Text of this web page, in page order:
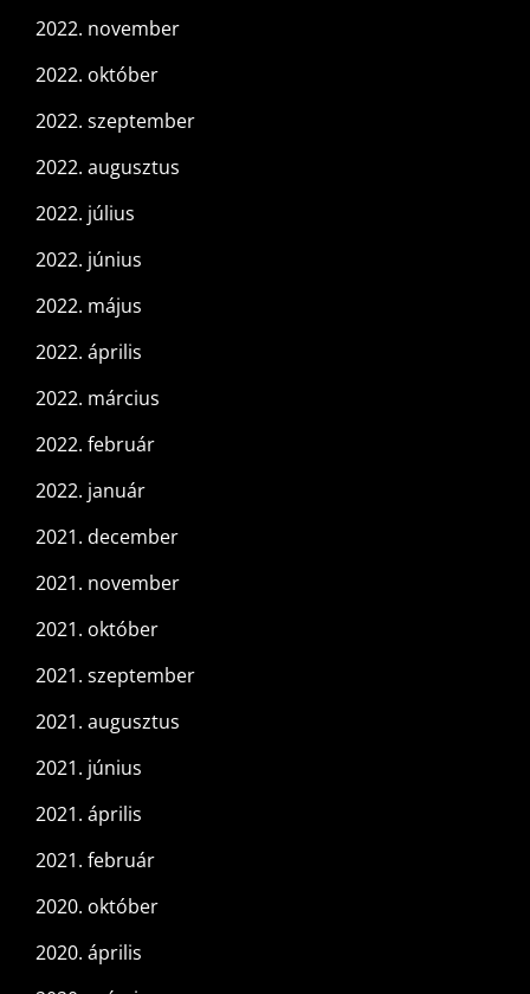
2022. november
2022. október
2022. szeptember
2022. augusztus
2022. július
2022. június
2022. május
2022. április
2022. március
2022. február
2022. január
2021. december
2021. november
2021. október
2021. szeptember
2021. augusztus
2021. június
2021. április
2021. február
2020. október
2020. április